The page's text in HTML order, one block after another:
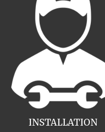
INSTALLATION